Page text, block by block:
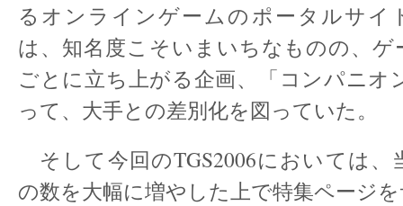
るオンラインゲームのポータルサイ
は、知名度こそいまいちなものの、ゲ
ごとに立ち上がる企画、「コンパニオ
って、大手との差別化を図っていた。
そして今回のTGS2006においては、
の数を大幅に増やした上で特集ページ